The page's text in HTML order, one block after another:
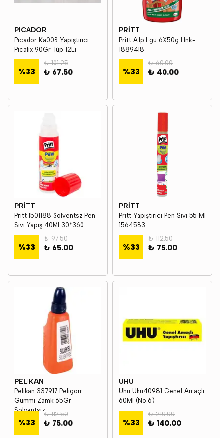
PICADOR
Pıcador Ka003 Yapıştırıcı
Pıcafıx 90Gr Tüp 12Li
%33
₺ 101.25
₺ 67.50
PRİTT
Pritt Allp.Lgu 6X50g Hnk-
1889418
%33
₺ 60.00
₺ 40.00
PRİTT
Pritt 1501188 Solventsz Pen
Sıvı Yapış 40Ml 30*360
%33
₺ 97.50
₺ 65.00
PRİTT
Prıtt Yapıştırıcı Pen Sıvı 55 Ml
1564583
%33
₺ 112.50
₺ 75.00
PELİKAN
Pelikan 337917 Peligom
Gummi Zamk 65Gr
Solventsiz
%33
₺ 112.50
₺ 75.00
UHU
Uhu Uhu40981 Genel Amaçlı
60Ml (No.6)
%33
₺ 210.00
₺ 140.00